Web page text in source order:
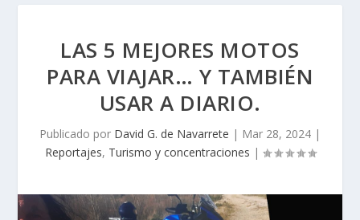
LAS 5 MEJORES MOTOS
PARA VIAJAR… Y TAMBIÉN
USAR A DIARIO.
Publicado por David G. de Navarrete | Mar 28, 2024 |
Reportajes, Turismo y concentraciones |